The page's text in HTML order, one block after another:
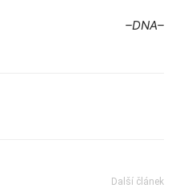
–DNA–
Další článek